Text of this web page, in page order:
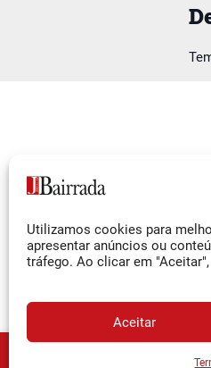
Utilizamos cookies para
apresentar anúncios ou
tráfego. Ao clicar em
Aceitar